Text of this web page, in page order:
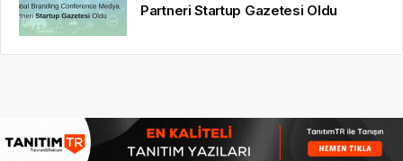
Partneri Startup Gazetesi Oldu